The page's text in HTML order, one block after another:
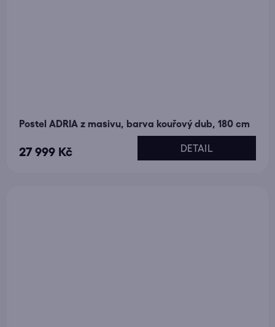
Postel ADRIA z masivu, barva kouřový dub, 180 cm
27 999 Kč DETAIL